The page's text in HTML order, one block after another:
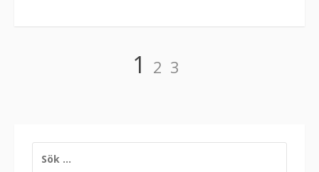
SidnumreringPage
1 Page
2 Page
3
EFTER: